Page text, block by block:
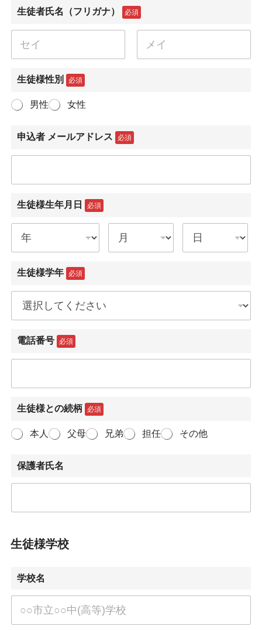
生徒者氏名（フリガナ） 必須
生徒様性別 必須
男性 女性
申込者 メールアドレス 必須
生徒様生年月日 必須
生徒様学年 必須
電話番号 必須
生徒様との続柄 必須
本人 父母 兄弟 担任 その他
保護者氏名
生徒様学校
学校名